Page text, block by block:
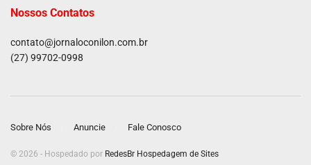
Nossos Contatos
contato@jornaloconilon.com.br
(27) 99702-0998
Sobre Nós Anuncie Fale Conosco
© 2026 - Hospedado por RedesBr Hospedagem de Sites